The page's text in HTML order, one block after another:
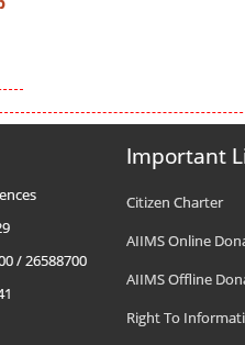
/ 26588700
Important
Citizen Charter
AIIMS Online
AIIMS Offline
Right To